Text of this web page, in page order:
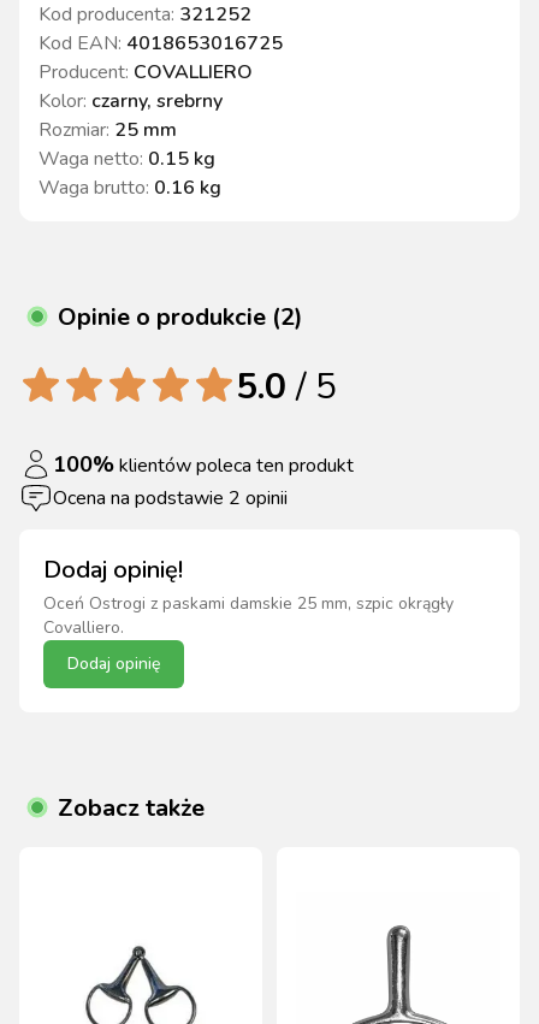
Kod producenta: 321252
Kod EAN: 4018653016725
Producent: COVALLIERO
Kolor: czarny, srebrny
Rozmiar: 25 mm
Waga netto: 0.15 kg
Waga brutto: 0.16 kg
Opinie o produkcie (2)
Dodaj opinię!
Oceń Ostrogi z paskami damskie 25 mm, szpic okrągły
Covalliero.
Dodaj opinię
5.0/ 5
100%klientów poleca ten produkt
Ocena na podstawie 2 opinii
Zobacz także